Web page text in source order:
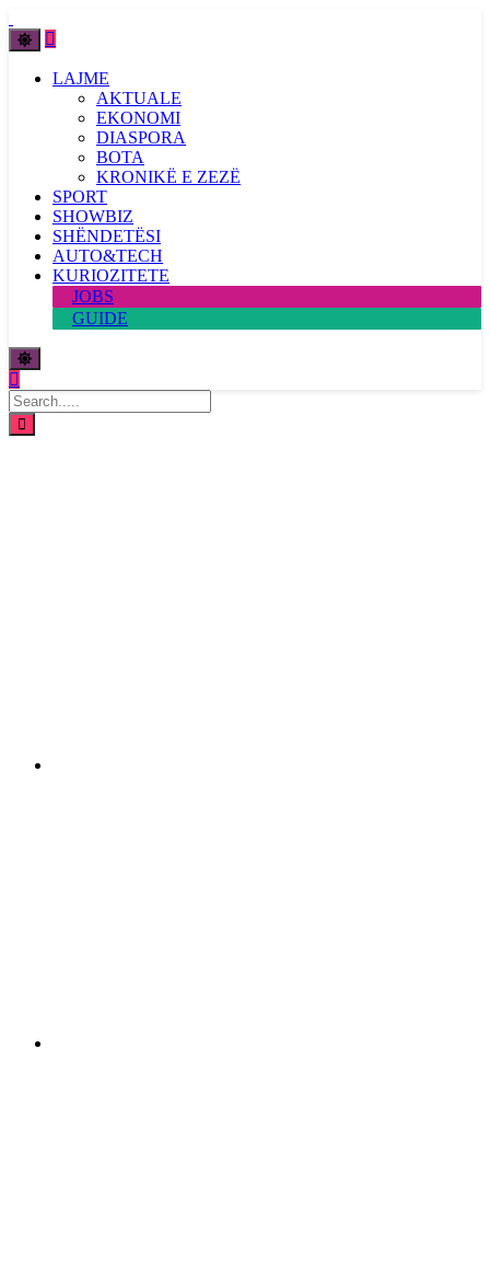
LAJME
AKTUALE
EKONOMI
DIASPORA
BOTA
KRONIKË E ZEZË
SPORT
SHOWBIZ
SHËNDETËSI
AUTO&TECH
KURIOZITETE
JOBS
GUIDE